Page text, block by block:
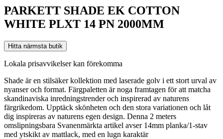
PARKETT SHADE EK COTTON
WHITE PLXT 14 PN 2000MM
Hitta närmsta butik
Lokala prisavvikelser kan förekomma
Shade är en stilsäker kollektion med laserade golv i ett stort urval av
nyanser och format. Färgpaletten är noga framtagen för att matcha
skandinaviska inredningstrender och inspirerad av naturens
färgrikedom. Upptäck skönheten och den stora variationen och låt
dig inspireras av naturens egen design. Denna 2 meters
omslipningsbara Svanenmärkta artikel avser 14mm planka/1-stav
med ytskikt av mattlack, med en lugn karaktär